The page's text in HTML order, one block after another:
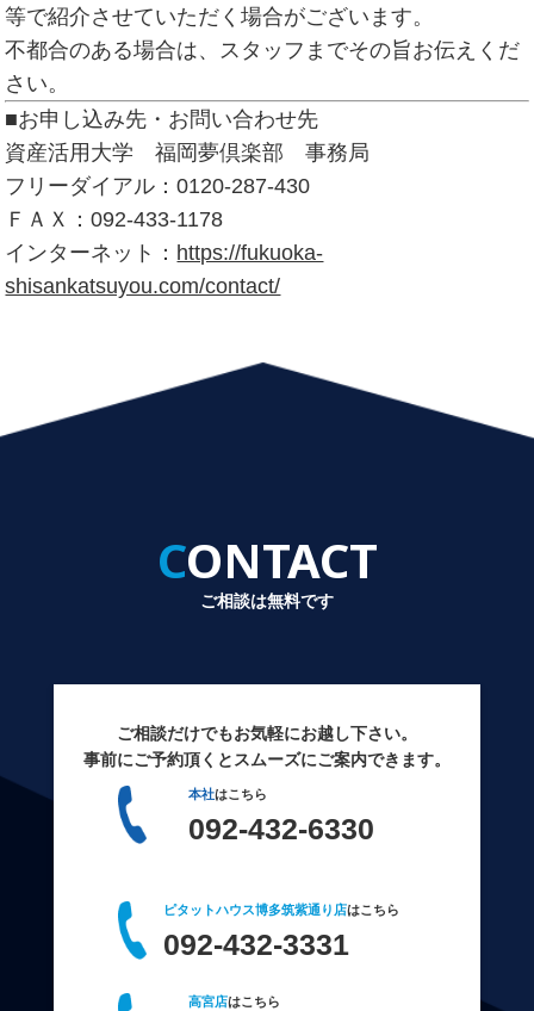
等で紹介させていただく場合がございます。
不都合のある場合は、スタッフまでその旨お伝えくだ
さい。
■お申し込み先・お問い合わせ先
資産活用大学 福岡夢倶楽部 事務局
フリーダイアル：0120-287-430
ＦＡＸ：092-433-1178
インターネット： https://fukuoka-
shisankatsuyou.com/contact/
CONTACT
ご相談は無料です
ご相談だけでもお気軽にお越し下さい。
事前にご予約頂くとスムーズにご案内できます。
本社はこちら
092-432-6330
ピタットハウス博多筑紫通り店はこちら
092-432-3331
高宮店はこちら